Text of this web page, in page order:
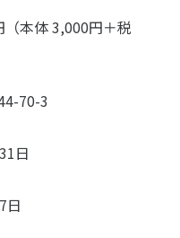
まちづくり
ポーツ政策の『卵』 ―
本体 3,000円＋税
70-3
日
日